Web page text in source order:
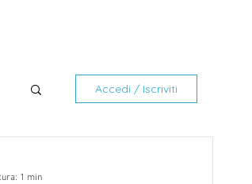
Accedi / Iscriviti
1 min